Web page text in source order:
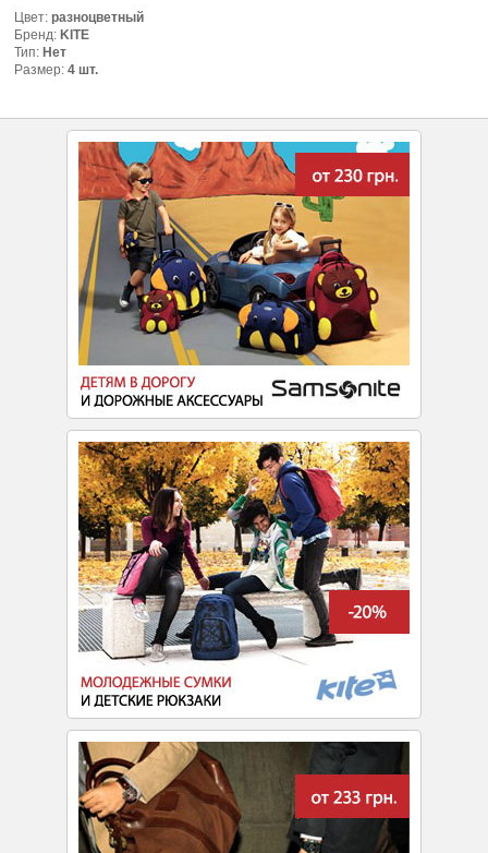
Цвет: разноцветный
Бренд: KITE
Тип: Нет
Размер: 4 шт.